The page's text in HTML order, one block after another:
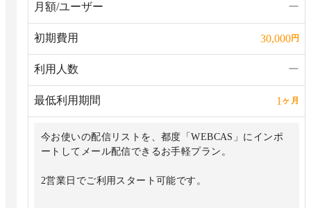
月額/ユーザー ー
初期費用 30,000円
利用人数 ー
最低利用期間 1 ヶ月
今お使いの配信リストを、都度「WEBCAS」にインポ
ートしてメール配信できるお手軽プラン。
2営業日でご利用スタート可能です。